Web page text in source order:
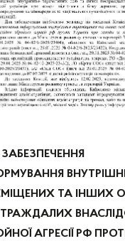
ТА ІНШИХ
АГРЕСІЇ РФ